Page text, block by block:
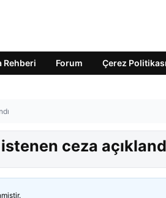
Rehberi Forum Çerez Politikası
ceza